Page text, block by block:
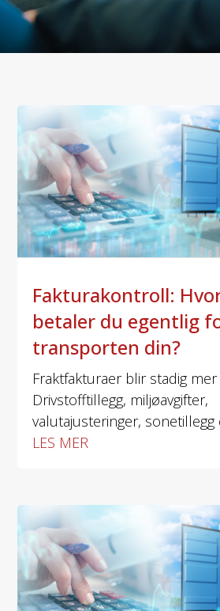
Fakturakontroll:
betaler du egentlig
transporten din?
Fraktfakturaer blir stadig
Drivstofftillegg, miljøavgifter,
valutajusteringer, sonetillegg
LES MER